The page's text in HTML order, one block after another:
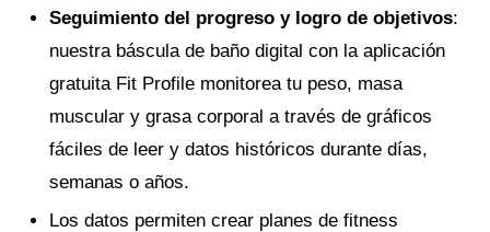
Seguimiento del progreso y logro de objetivos:
nuestra báscula de baño digital con la aplicación
gratuita Fit Profile monitorea tu peso, masa
muscular y grasa corporal a través de gráficos
fáciles de leer y datos históricos durante días,
semanas o años.
Los datos permiten crear planes de fitness